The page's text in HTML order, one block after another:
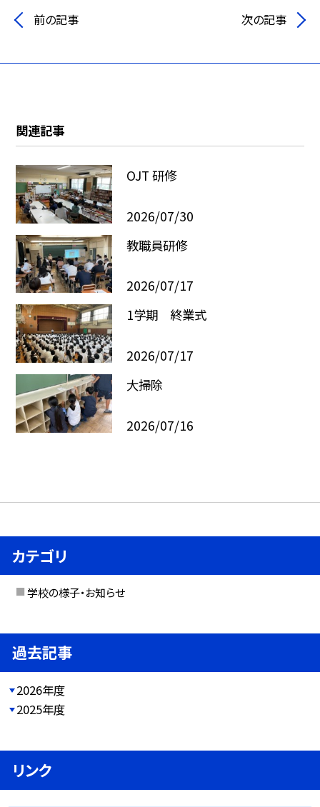
前の記事 次の記事
関連記事
OJT 研修
2026/07/30
教職員研修
2026/07/17
1学期 終業式
2026/07/17
大掃除
2026/07/16
カテゴリ
学校の様子・お知らせ
過去記事
2026年度
2025年度
リンク